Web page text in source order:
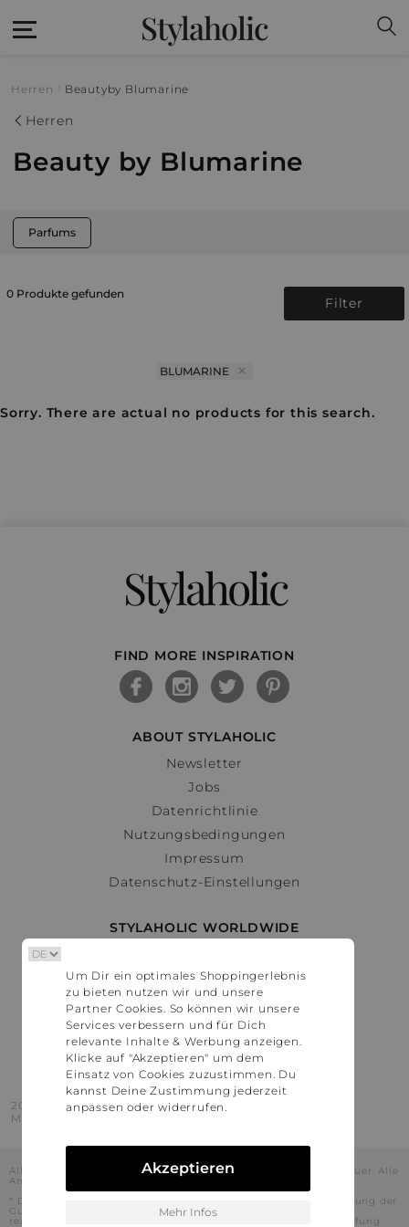
Stylaholic
Herren Beautyby Blumarine
Herren
Beauty by Blumarine
Parfums
0 Produkte gefunden
Filter
BLUMARINE
Sorry. There are actual no products for this search.
Stylaholic
FIND MORE INSPIRATION
ABOUT STYLAHOLIC
Newsletter
Jobs
Datenrichtlinie
Nutzungsbedingungen
Impressum
Datenschutz-Einstellungen
STYLAHOLIC WORLDWIDE
Österreich
Schweiz
France
United States
2016 - 2026 © Stylaholic.
Made for you with love in munich.
Alle Preise inkl. der jeweils geltenden gesetzlichen Mehrwertsteuer. Alle
Angaben ohne Gewähr.
* Die angezeigten Preise beinhalten Rabatte, die durch die Nutzung der
Gutschein-Codes auf den Seiten unserer Partner voraussichtlich
realisiert werden können. Stylaholic führt keine vollständige Prüfung
Um Dir ein optimales Shoppingerlebnis
zu bieten nutzen wir und unsere
Partner Cookies. So können wir unsere
Services verbessern und für Dich
relevante Inhalte & Werbung anzeigen.
Klicke auf "Akzeptieren" um dem
Einsatz von Cookies zuzustimmen. Du
kannst Deine Zustimmung jederzeit
anpassen oder widerrufen.
Akzeptieren
Mehr Infos